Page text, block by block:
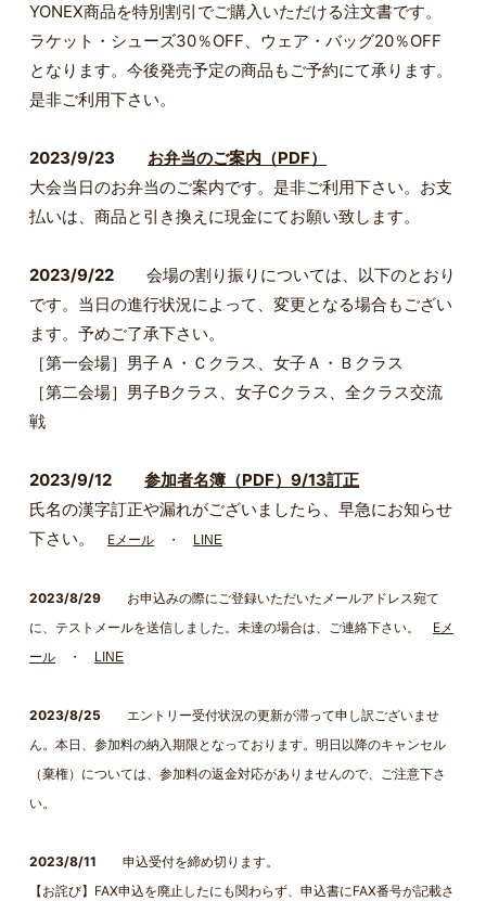
YONEX商品を特別割引でご購入いただける注文書です。
ラケット・シューズ30％OFF、ウェア・バッグ20％OFF
となります。今後発売予定の商品もご予約にて承ります。
是非ご利用下さい。
2023/9/23 お弁当のご案内（PDF）
大会当日のお弁当のご案内です。是非ご利用下さい。お支
払いは、商品と引き換えに現金にてお願い致します。
2023/9/22会場の割り振りについては、以下のとおり
です。当日の進行状況によって、変更となる場合もござい
ます。予めご了承下さい。
［第一会場］男子Ａ・Ｃクラス、女子Ａ・Ｂクラス
［第二会場］男子Bクラス、女子Cクラス、全クラス交流
戦
2023/9/12参加者名簿（PDF）9/13訂正
氏名の漢字訂正や漏れがございましたら、早急にお知らせ
下さい。
Eメール ・ LINE
2023/8/29 お申込みの際にご登録いただいたメールアドレス宛て
に、テストメールを送信しました。未達の場合は、ご連絡下さい。 Eメ
ール ・ LINE
2023/8/25エントリー受付状況の更新が滞って申し訳ございませ
ん。本日、参加料の納入期限となっております。明日以降のキャンセル
（棄権）については、参加料の返金対応がありませんので、ご注意下さ
い。
2023/8/11申込受付を締め切ります。
【お詫び】FAX申込を廃止したにも関わらず、申込書にFAX番号が記載さ